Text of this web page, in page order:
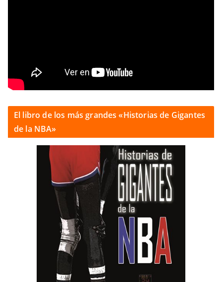
El libro de los más grandes «Historias de Gigantes
de la NBA»